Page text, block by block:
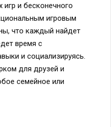
игр и бесконечного
игровым
что каждый найдет
время с
и социализируясь.
для друзей и
семейное или